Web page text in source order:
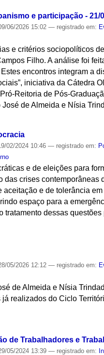
e participação - 21/
06/2026 15:02— registrado em:
e critérios sociopolíticos
Filho. A análise foi
encontros integram a
iniciativa da Cátedra
Reitoria de Pós-
de Almeida e Nísia
02/2024 10:46— registrado em:
e de eleições para
crises contemporâneas
e de tolerância
espaço para a
tratamento dessas
05/2026 12:12— registrado em:
de Almeida e Nísia
realizados do Ciclo
de Trabalhadores e
05/2024 13:39— registrado em: